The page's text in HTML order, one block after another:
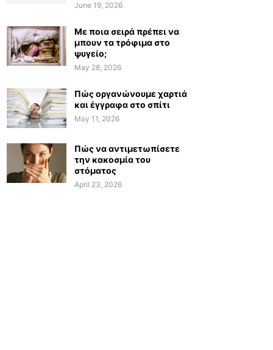
June 19, 2026
Με ποια σειρά πρέπει να
μπουν τα τρόφιμα στο
ψυγείο;
May 28, 2026
Πώς οργανώνουμε χαρτιά
και έγγραφα στο σπίτι
May 11, 2026
Πώς να αντιμετωπίσετε
την κακοσμία του
στόματος
April 23, 2026